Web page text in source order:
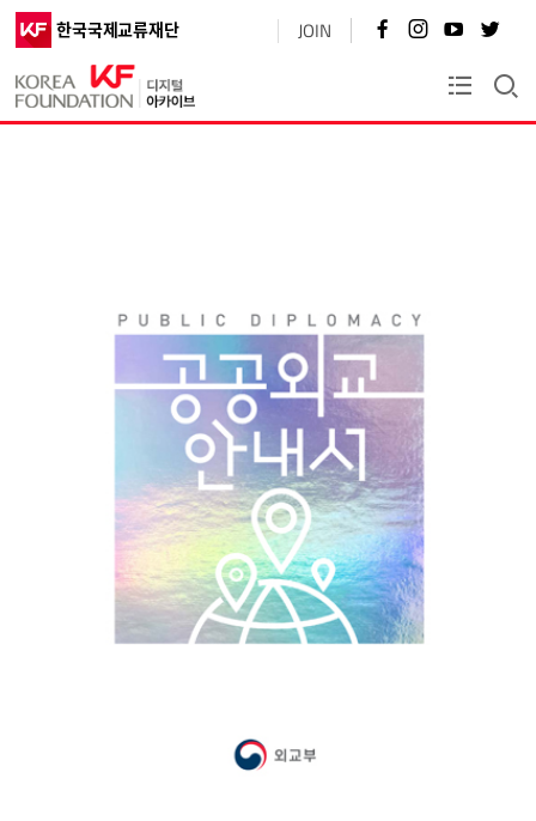
한국국제교류재단 JOIN 페
이
로
인
스
바
유
튜
브
바
가
트
터
바
로
가
KF플러스